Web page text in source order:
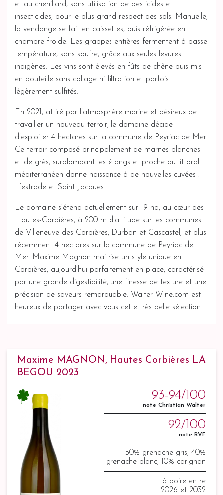
et au chenillard, sans utilisation de pesticides et
insecticides, pour le plus grand respect des sols. Manuelle,
la vendange se fait en caissettes, puis réfrigérée en
chambre froide. Les grappes entières fermentent à basse
température, sans soufre, grâce aux seules levures
indigènes. Les vins sont élevés en fûts de chêne puis mis
en bouteille sans collage ni filtration et parfois
légèrement sulfités.
En 2021, attiré par l’atmosphère marine et désireux de
travailler un nouveau terroir, le domaine décide
d’exploiter 4 hectares sur la commune de Peyriac de Mer.
Ce terroir composé principalement de marnes blanches
et de grès, surplombant les étangs et proche du littoral
méditerranéen donne naissance à de nouvelles cuvées :
L’estrade et Saint Jacques.
Le domaine s’étend actuellement sur 19 ha, au cœur des
Hautes-Corbières, à 200 m d’altitude sur les communes
de Villeneuve des Corbières, Durban et Cascastel, et plus
récemment 4 hectares sur la commune de Peyriac de
Mer. Maxime Magnon maitrise un style unique en
Corbières, aujourd’hui parfaitement en place, caractérisé
par une grande digestibilité, une finesse de texture et une
précision de saveurs remarquable. Walter-Wine.com est
heureux de partager avec vous cette très belle sélection.
Maxime MAGNON, Hautes Corbières LA
BEGOU 2023
93-94/100
note Christian Walter
92/100
note RVF
50% grenache gris, 40%
grenache blanc, 10% carignan
gris
à boire entre
2026 et 2032